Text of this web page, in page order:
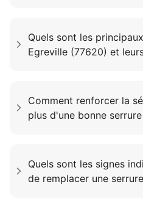
Quels sont les
Egreville (77620) et
Comment renforcer la
plus d'une bonne
Quels sont les signes
de remplacer une